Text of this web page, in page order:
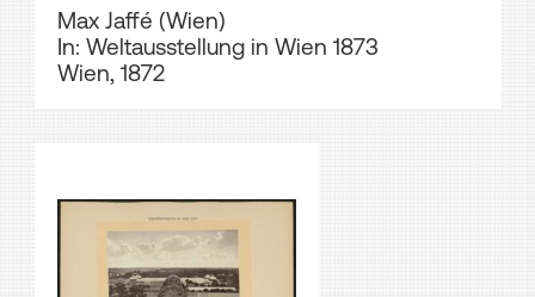
Max Jaffé (Wien)
In: Weltausstellung in Wien 1873
Wien, 1872